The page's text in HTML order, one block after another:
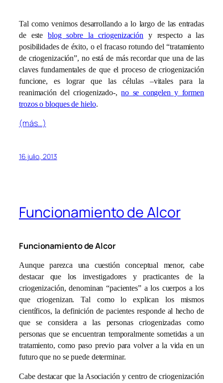
Tal como venimos desarrollando a lo largo de las entradas
de esteblog sobre la criogenización y respecto a las
posibilidades de éxito, o el fracaso rotundo del “tratamiento
de criogenización”, no está de más recordar que una de las
claves fundamentales de que el proceso de criogenización
funcione, es lograr que las células –vitales para la
reanimación del criogenizado-,no se congelen y formen
trozos o bloques de hielo.
(más…)
16 julio, 2013
Funcionamiento de Alcor
Funcionamiento de Alcor
Aunque parezca una cuestión conceptual menor, cabe
destacar que los investigadores y practicantes de la
criogenización, denominan “pacientes” a los cuerpos a los
que criogenizan. Tal como lo explican los mismos
científicos, la definición de pacientes responde al hecho de
que se considera a las personas criogenizadas como
personas que se encuentran temporalmente sometidas a un
tratamiento, como paso previo para volver a la vida en un
futuro que no se puede determinar.
Cabe destacar que la Asociación y centro de criogenización